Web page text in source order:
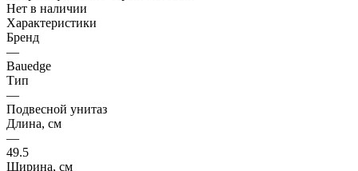
Нет в наличии
Характеристики
Бренд
—
Bauedge
Тип
—
Подвесной унитаз
Длина, см
—
49.5
Ширина, см